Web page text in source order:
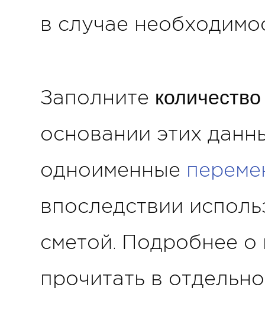
в случае
Заполните
основании этих
одноименные
впоследствии
сметой. Подробнее
прочитать в